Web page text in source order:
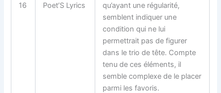
16 Poet’S Lyrics
qu’ayant une régularité,
semblent indiquer une
condition qui ne lui
permettrait pas de figurer
dans le trio de tête. Compte
tenu de ces éléments, il
semble complexe de le placer
parmi les favoris.